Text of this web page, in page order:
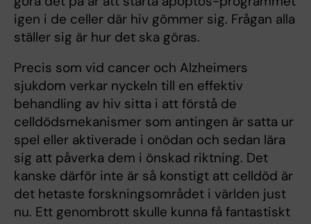
igen i de celler där hiv gömmer sig. Frågan alla
ställer sig är hur det ska göras.
Precis som vid cancer och Alzheimers
sjukdom verkar nyckeln till en effektiv
behandling av hiv sitta i att förstå de
celldödsmekanismer som antingen är satta ur
spel eller aktiverade i onödan och sedan lära
sig att påverka dem i önskad riktning. Det
kanske därför inte är så konstigt att celldöd är
det hetaste forskningsområdet i världen just
nu. Ett genombrott skulle kunna få fantastiskt